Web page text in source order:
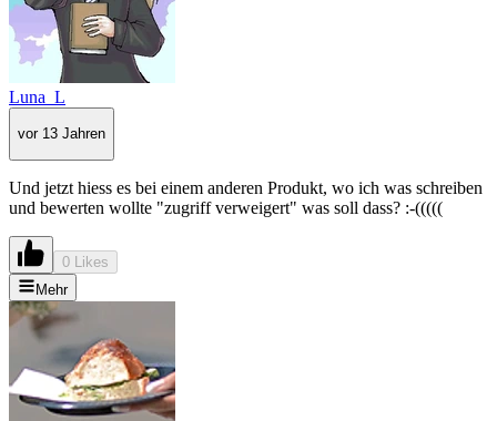
Luna_L
vor 13 Jahren
Und jetzt hiess es bei einem anderen Produkt, wo ich was schreiben
und bewerten wollte "zugriff verweigert" was soll dass? :-(((((
0 Likes
Mehr